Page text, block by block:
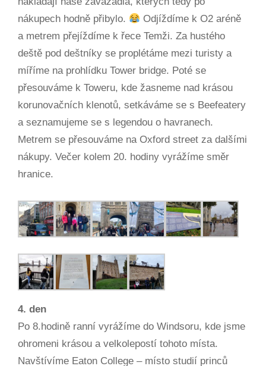
nákupech hodně přibylo.
Odjíždíme k O2 aréně
a metrem přejíždíme k řece Temži. Za hustého
deště pod deštníky se proplétáme mezi turisty a
míříme na prohlídku Tower bridge. Poté se
přesouváme k Toweru, kde žasneme nad krásou
korunovačních klenotů, setkáváme se s Beefeatery
a seznamujeme se s legendou o havranech.
Metrem se přesouváme na Oxford street za dalšími
nákupy. Večer kolem 20. hodiny vyrážíme směr
hranice.
4. den
Po 8.hodině ranní vyrážíme do Windsoru, kde jsme
ohromeni krásou a velkolepostí tohoto místa.
Navštívíme Eaton College – místo studií princů